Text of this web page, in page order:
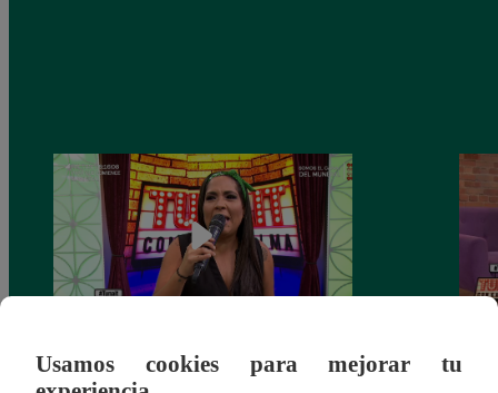
Tunait Programa Completo 13 de Junio
del 2018
Usamos cookies para mejorar tu